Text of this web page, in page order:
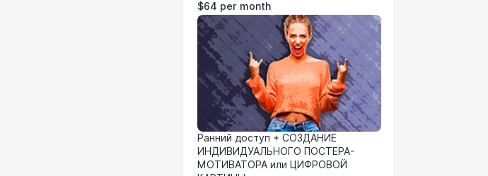
$64 per month
Ранний доступ + СОЗДАНИЕ
ИНДИВИДУАЛЬНОГО ПОСТЕРА-
МОТИВАТОРА или ЦИФРОВОЙ